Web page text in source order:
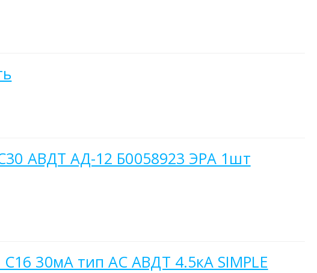
АВДТ АД-12 Б0058923 ЭРА 1шт
30мА тип АС АВДТ 4.5кА SIMPLE